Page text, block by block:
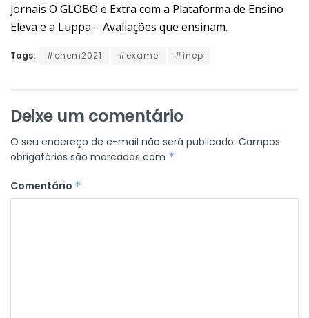
jornais O GLOBO e Extra com a Plataforma de Ensino
Eleva e a Luppa – Avaliações que ensinam.
Tags: #enem2021 #exame #inep
Deixe um comentário
O seu endereço de e-mail não será publicado. Campos
obrigatórios são marcados com *
Comentário *